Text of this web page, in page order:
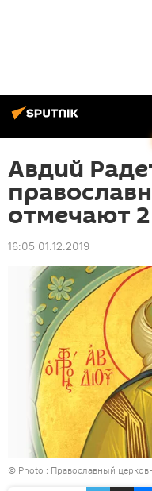
Авдий
отмечают
16:05 01.12.2019
© Photo : Православный